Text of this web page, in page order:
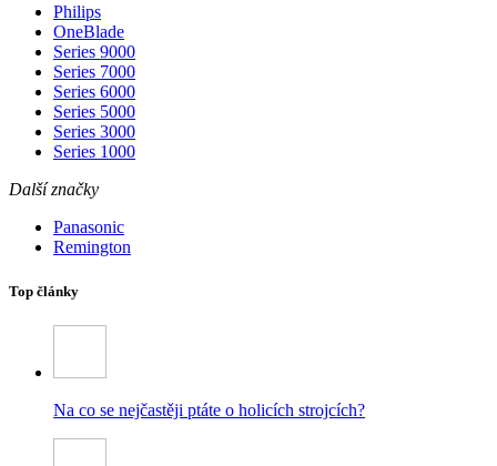
Philips
OneBlade
Series 9000
Series 7000
Series 6000
Series 5000
Series 3000
Series 1000
Další značky
Panasonic
Remington
Top články
Na co se nejčastěji ptáte o holicích strojcích?